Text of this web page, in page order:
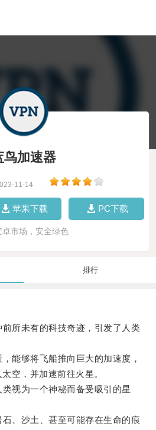
鸟加速器
11-14
苹果下载 PC下载
卓市场，安全绿色
排行
所未有的科技奇迹，引发了人类
够将飞船推向巨大的加速度，
空，并加速前往火星。
为一个神秘而备受吸引的星
沙土、甚至可能存在生命的痕